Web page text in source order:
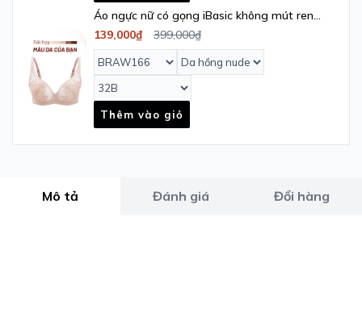
Áo ngực nữ có gọng iBasic không mút ren
lưới thêu hoa cup 3/4 - BRAW166
139,000₫ 399,000₫
Thêm vào giỏ
Mô tả Đánh giá Đổi hàng